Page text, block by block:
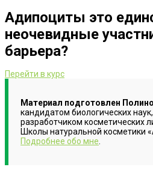
Адипоциты это
неочевидные
барьера?
Перейти в курс
Материал подготовлен
кандидатом биологических
разработчиком косметических
Школы натуральной косметики
Подробнее обо мне